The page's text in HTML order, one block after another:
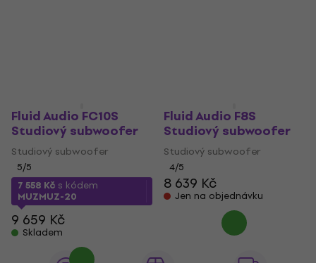
Fluid Audio FC10S
Studiový subwoofer
Studiový subwoofer
5/5
7 558 Kč s kódem
MUZMUZ-20
9 659 Kč
Skladem
Fluid Audio F8S
Studiový subwoofer
Studiový subwoofer
4/5
8 639 Kč
Jen na objednávku